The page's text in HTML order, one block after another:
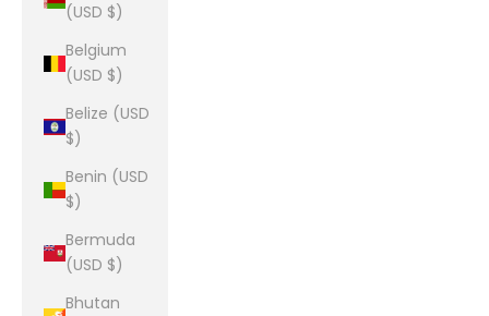
(USD $)
Belgium
(USD $)
Belize (USD
$)
Benin (USD
$)
Bermuda
(USD $)
Bhutan